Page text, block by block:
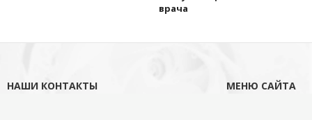
врача
НАШИ КОНТАКТЫ МЕНЮ САЙТА